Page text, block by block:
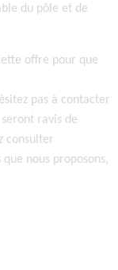
du pôle et de
offre pour que
pas à contacter
ravis de
consulter
nous proposons,